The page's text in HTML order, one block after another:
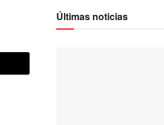
Últimas noticias